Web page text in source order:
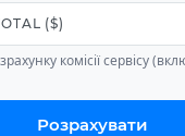
комісії сервісу
Розрахувати